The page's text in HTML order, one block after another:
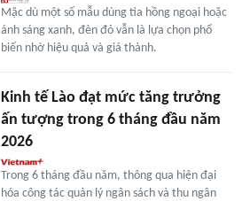
Mặc dù một số mẫu dùng tia hồng ngoại hoặc
ánh sáng xanh, đèn đỏ vẫn là lựa chọn phổ
biến nhờ hiệu quả và giá thành.
Kinh tế Lào đạt mức tăng trưởng
ấn tượng trong 6 tháng đầu năm
2026
Trong 6 tháng đầu năm, thông qua hiện đại
hóa công tác quản lý ngân sách và thu ngân